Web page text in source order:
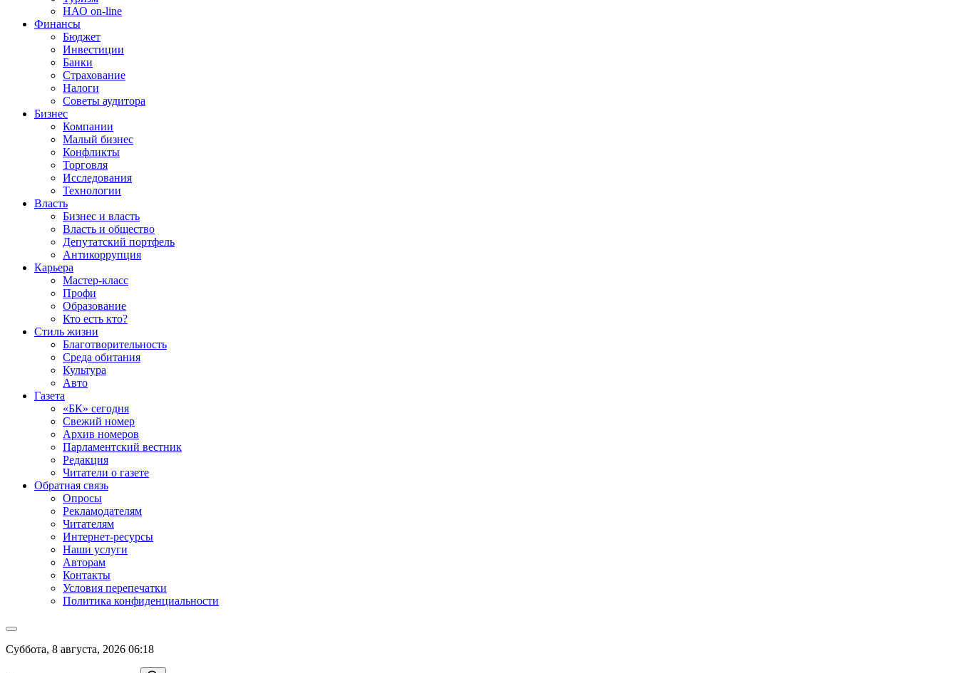
НАО on-line
Финансы
Бюджет
Инвестиции
Банки
Страхование
Налоги
Советы аудитора
Бизнес
Компании
Малый бизнес
Конфликты
Торговля
Исследования
Технологии
Власть
Бизнес и власть
Власть и общество
Депутатский портфель
Антикоррупция
Карьера
Мастер-класс
Профи
Образование
Кто есть кто?
Стиль жизни
Благотворительность
Среда обитания
Культура
Авто
Газета
«БК» сегодня
Свежий номер
Архив номеров
Парламентский вестник
Редакция
Читатели о газете
Обратная связь
Опросы
Рекламодателям
Читателям
Интернет-ресурсы
Наши услуги
Авторам
Контакты
Условия перепечатки
Политика конфиденциальности
Суббота, 8 августа, 2026 06:18